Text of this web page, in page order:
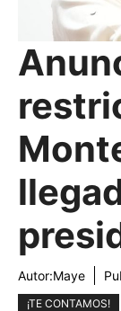
Autor:Maye
¡TE CONTAMOS!